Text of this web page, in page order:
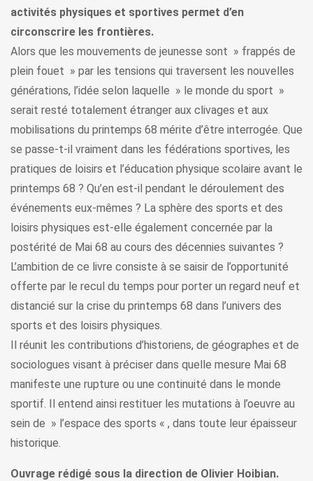
activités physiques et sportives permet d’en
circonscrire les frontières.
Alors que les mouvements de jeunesse sont » frappés de
plein fouet » par les tensions qui traversent les nouvelles
générations, l’idée selon laquelle » le monde du sport »
serait resté totalement étranger aux clivages et aux
mobilisations du printemps 68 mérite d’être interrogée. Que
se passe-t-il vraiment dans les fédérations sportives, les
pratiques de loisirs et l’éducation physique scolaire avant le
printemps 68 ? Qu’en est-il pendant le déroulement des
événements eux-mêmes ? La sphère des sports et des
loisirs physiques est-elle également concernée par la
postérité de Mai 68 au cours des décennies suivantes ?
L’ambition de ce livre consiste à se saisir de l’opportunité
offerte par le recul du temps pour porter un regard neuf et
distancié sur la crise du printemps 68 dans l’univers des
sports et des loisirs physiques.
Il réunit les contributions d’historiens, de géographes et de
sociologues visant à préciser dans quelle mesure Mai 68
manifeste une rupture ou une continuité dans le monde
sportif. Il entend ainsi restituer les mutations à l’oeuvre au
sein de » l’espace des sports « , dans toute leur épaisseur
historique.
Ouvrage rédigé sous la direction de Olivier Hoibian.